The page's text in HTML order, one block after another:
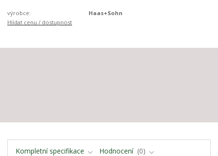
výrobce:
Haas+Sohn
Hlídat cenu / dostupnost
Kompletní specifikace Hodnocení
0